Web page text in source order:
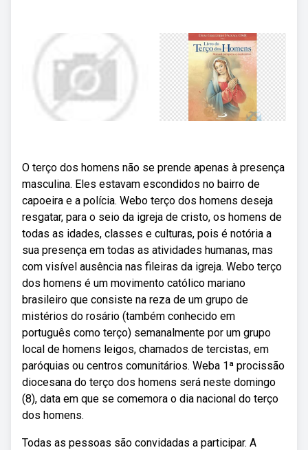
O terço dos homens não se prende apenas à presença
masculina. Eles estavam escondidos no bairro de
capoeira e a polícia. Webo terço dos homens deseja
resgatar, para o seio da igreja de cristo, os homens de
todas as idades, classes e culturas, pois é notória a
sua presença em todas as atividades humanas, mas
com visível ausência nas fileiras da igreja. Webo terço
dos homens é um movimento católico mariano
brasileiro que consiste na reza de um grupo de
mistérios do rosário (também conhecido em
português como terço) semanalmente por um grupo
local de homens leigos, chamados de tercistas, em
paróquias ou centros comunitários. Weba 1ª procissão
diocesana do terço dos homens será neste domingo
(8), data em que se comemora o dia nacional do terço
dos homens.
Todas as pessoas são convidadas a participar. A